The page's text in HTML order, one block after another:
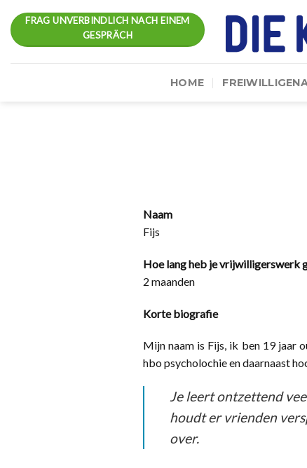
content
FRAG UNVERBINDLICH NACH EINEM
GESPRÄCH
HOME
Naam
Fijs
Hoe lang heb je vrijwilligerswerk
2 maanden
Korte biografie
Mijn naam is Fijs, ik ben 19 jaar
hbo psycholochie en daarnaast
Je leert ontzettend
houdt er vrienden
over.